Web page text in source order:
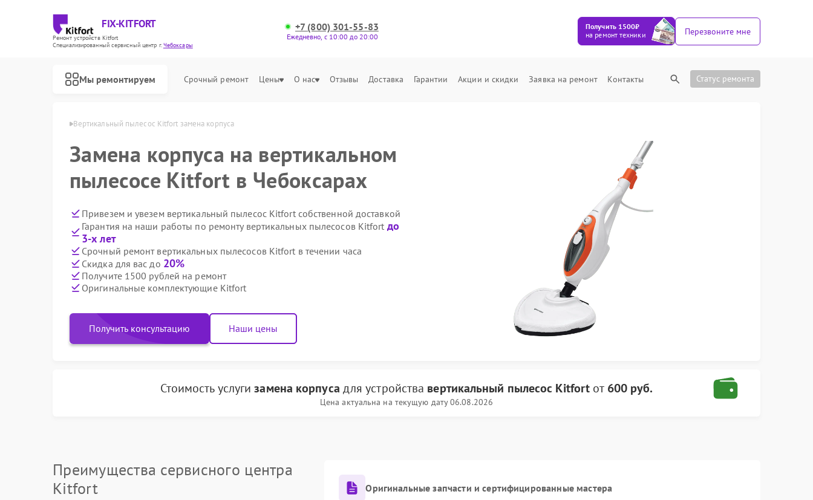
FIX-KITFORT
Ремонт устройств Kitfort
Специализированный cервисный центр г.Чебоксары
+7 (800) 301-55-83
Ежедневно, с 10:00 до 20:00
Получить 1500₽
на ремонт техники
Перезвоните мне
Мы ремонтируем Срочный ремонт Цены О нас Отзывы Доставка Гарантии Акции и скидки Заявка на ремонт Контакты Статус ремонта
Вертикальный пылесос Kitfort замена корпуса
Замена корпуса на вертикальном
пылесосе Kitfort в Чебоксарах
Привезем и увезем вертикальный пылесос Kitfort собственной доставкой
Гарантия на наши работы по ремонту вертикальных пылесосов Kitfort до
3-х лет
Срочный ремонт вертикальных пылесосов Kitfort в течении часа
Скидка для вас до 20%
Получите 1500 рублей на ремонт
Оригинальные комплектующие Kitfort
Получить консультацию Наши цены
Стоимость услугизамена корпуса для устройства вертикальный пылесос Kitfort от 600 руб.
Цена актуальна на текущую дату 06.08.2026
Преимущества сервисного центра
Kitfort
Оригинальные запчасти и сертифицированные мастера